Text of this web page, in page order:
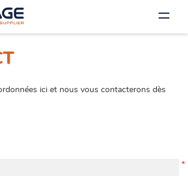
ici et nous vous contacterons dès
*